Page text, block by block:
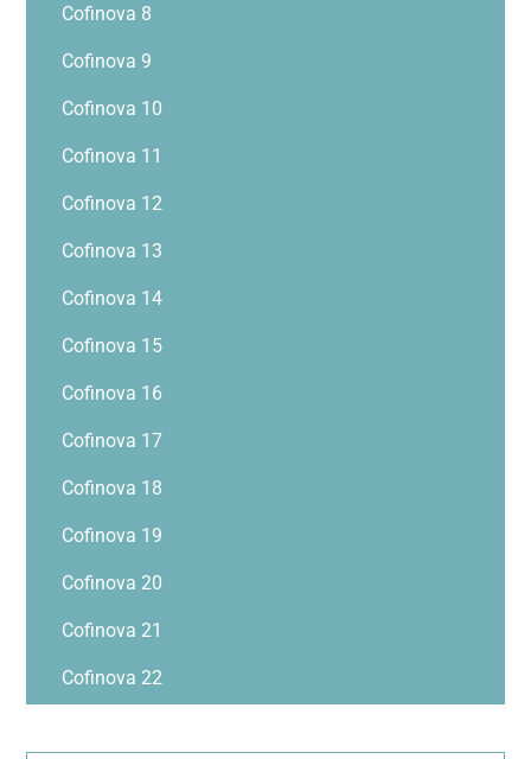
Cofinova 8
Cofinova 9
Cofinova 10
Cofinova 11
Cofinova 12
Cofinova 13
Cofinova 14
Cofinova 15
Cofinova 16
Cofinova 17
Cofinova 18
Cofinova 19
Cofinova 20
Cofinova 21
Cofinova 22